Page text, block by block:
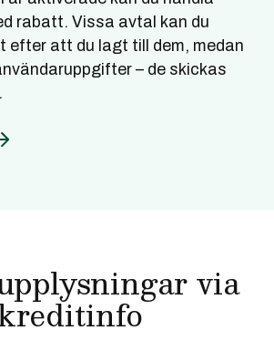
rabatt. Vissa avtal kan du
efter att du lagt till dem, medan
– de skickas
via